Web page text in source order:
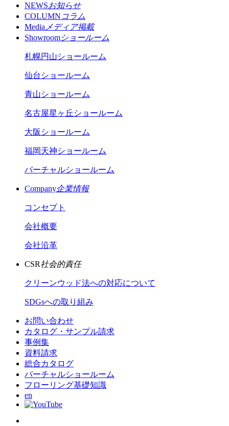
NEWSお知らせ
COLUMNコラム
Media メディア掲載
Showroomショールーム
札幌円山ショールーム
仙台ショールーム
青山ショールーム
名古屋星ヶ丘ショールーム
大阪ショールーム
福岡天神ショールーム
バーチャルショールーム
Company企業情報
コンセプト
会社概要
会社沿革
CSR社会的責任
クリーンウッド法への対応について
SDGsへの取り組み
お問い合わせ
カタログ・サンプル請求
事例集
資料請求
総合カタログ
バーチャルショールーム
フローリング基礎知識
en